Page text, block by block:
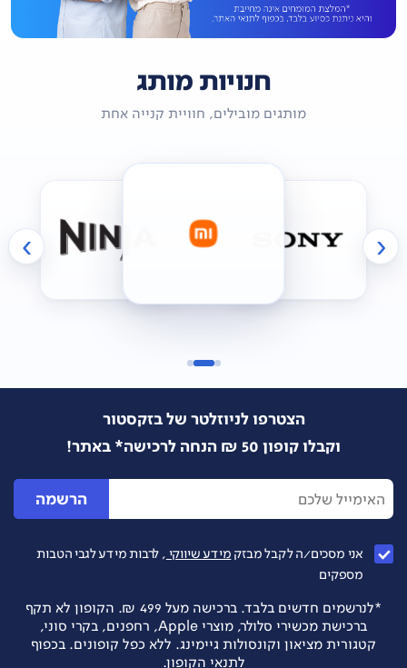
חנויות מותג
מותגים מובילים, חוויית קנייה אחת
‹
›
הצטרפו לניוזלטר של בזקסטור
וקבלו קופון 50 ₪ הנחה לרכישה* באתר!
הרשמה
אני מסכים/ה לקבל מבזק מידע שיווקי , לרבות מידע לגבי הטבות
מספקים
*לנרשמים חדשים בלבד. ברכישה מעל 499 ₪. הקופון לא תקף
ברכישת מכשירי סלולר, מוצרי Apple, רחפנים, בקרי סוני,
קטגורית מציאון וקונסולות גיימינג. ללא כפל קופונים. בכפוף
לתנאי הקופון.